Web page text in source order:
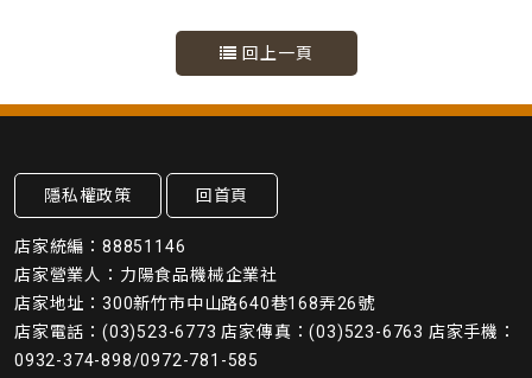
回上一頁
隱私權政策 回首頁
店家統編：88851146
店家營業人：力陽食品機械企業社
店家地址：300新竹市中山路640巷168弄26號
店家電話：(03)523-6773 店家傳真：(03)523-6763 店家手機：
0932-374-898/0972-781-585